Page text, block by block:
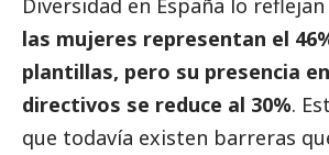
las mujeres representan el
plantillas, pero su presencia
directivos se reduce al 30%.
que todavía existen barreras